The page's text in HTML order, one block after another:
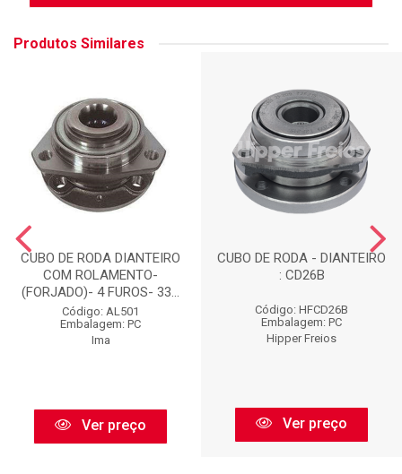
Produtos Similares
CUBO DE RODA DIANTEIRO
COM ROLAMENTO-
(FORJADO)- 4 FUROS- 33...
Código: AL501
Embalagem: PC
Ima
Ver preço
CUBO DE RODA - DIANTEIRO
: CD26B
Código: HFCD26B
Embalagem: PC
Hipper Freios
Ver preço